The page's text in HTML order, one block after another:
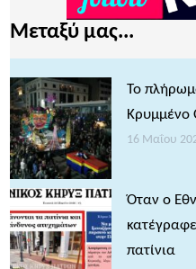
Μεταξύ μας...
Το
Κρυμμένο
16 Μαΐου
Όταν ο
πατίνια